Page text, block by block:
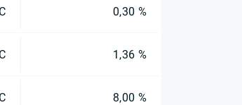
0,30 %
1,36 %
8,00 %